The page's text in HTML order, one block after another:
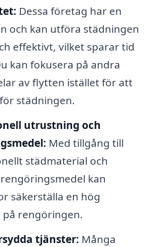
Dessa företag har en
och kan utföra städningen
effektivt, vilket sparar tid
kan fokusera på andra
av flytten istället för att
städningen.
utrustning och
Med tillgång till
städmaterial och
kan
säkerställa en hög
rengöringen.
tjänster: Många